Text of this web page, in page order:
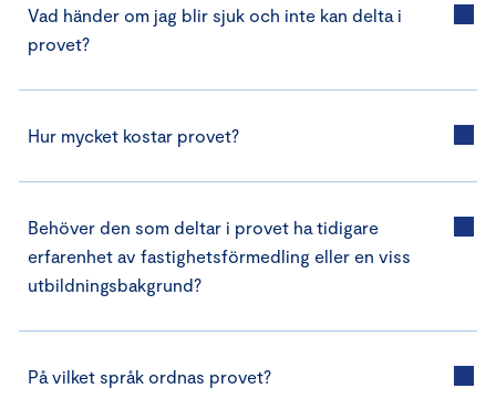
Vad händer om jag blir sjuk och inte kan delta i
provet?
Hur mycket kostar provet?
Behöver den som deltar i provet ha tidigare
erfarenhet av fastighetsförmedling eller en viss
utbildningsbakgrund?
På vilket språk ordnas provet?